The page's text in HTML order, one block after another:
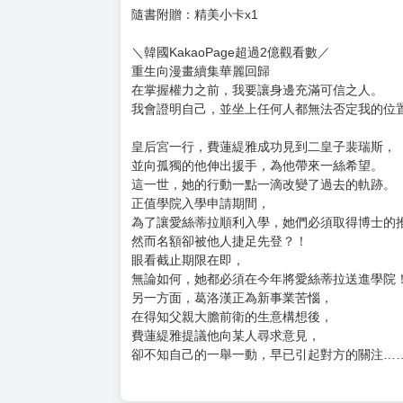
隨書附贈：精美小卡x1
＼韓國KakaoPage超過2億觀看數／
重生向漫畫續集華麗回歸
在掌握權力之前，我要讓身邊充滿可信之人。
我會證明自己，並坐上任何人都無法否定我的位
皇后宮一行，費蓮緹雅成功見到二皇子裴瑞斯，
並向孤獨的他伸出援手，為他帶來一絲希望。
這一世，她的行動一點一滴改變了過去的軌跡。
正值學院入學申請期間，
為了讓愛絲蒂拉順利入學，她們必須取得博士的
然而名額卻被他人捷足先登？！
眼看截止期限在即，
無論如何，她都必須在今年將愛絲蒂拉送進學院！
另一方面，葛洛漢正為新事業苦惱，
在得知父親大膽前衛的生意構想後，
費蓮緹雅提議他向某人尋求意見，
卻不知自己的一舉一動，早已引起對方的關注……